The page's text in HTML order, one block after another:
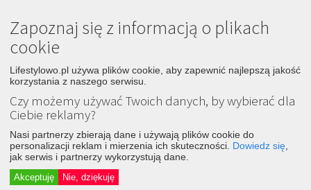
Zapoznaj się z informacją o plikach
cookie
Lifestylowo.pl używa plików cookie, aby zapewnić najlepszą jakość
korzystania z naszego serwisu.
Czy możemy używać Twoich danych, by wybierać dla
Ciebie reklamy?
Nasi partnerzy zbierają dane i używają plików cookie do
personalizacji reklam i mierzenia ich skuteczności. Dowiedz się
jak serwis i partnerzy wykorzystują dane.
Akceptuję Nie, dziękuję